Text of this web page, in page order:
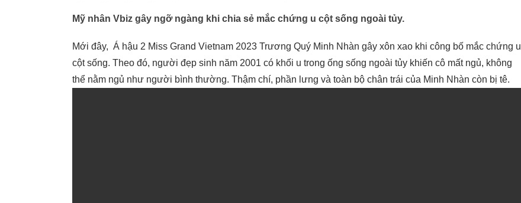
Mỹ nhân Vbiz gây ngỡ ngàng khi chia sẻ mắc chứng u cột sống ngoài tủy.
Mới đây, Á hậu 2 Miss Grand Vietnam 2023 Trương Quý Minh Nhàn gây xôn xao khi công bố mắc chứng u
cột sống. Theo đó, người đẹp sinh năm 2001 có khối u trong ống sống ngoài tủy khiến cô mất ngủ, không
thể nằm ngủ như người bình thường. Thậm chí, phần lưng và toàn bộ chân trái của Minh Nhàn còn bị tê.